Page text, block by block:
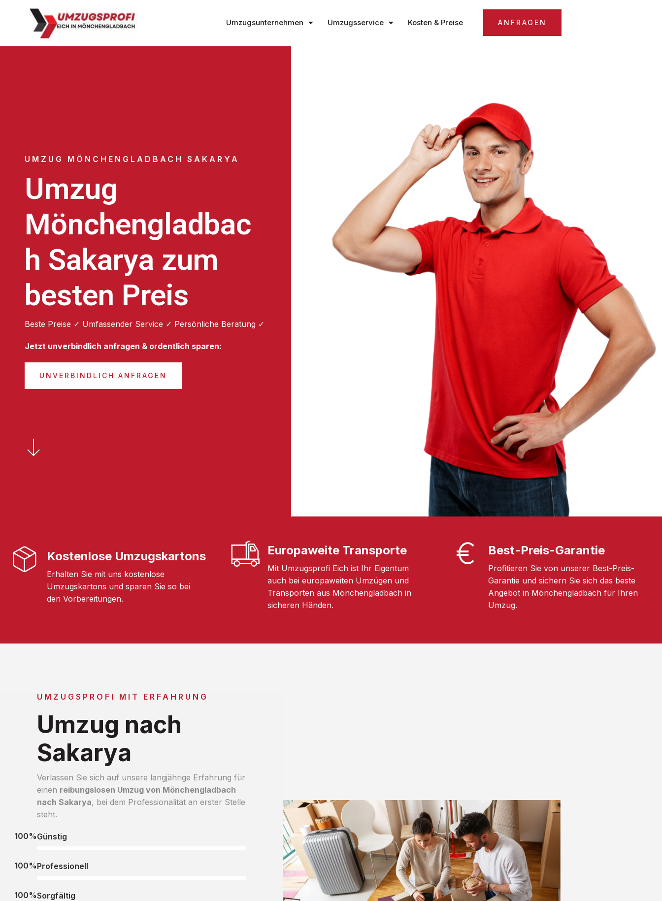
Umzugsunternehmen Umzugsservice Kosten & Preise ANFRAGEN
UMZUG MÖNCHENGLADBACH SAKARYA
Umzug
Mönchengladbac
h Sakarya zum
besten Preis
Beste Preise ✓ Umfassender Service ✓ Persönliche Beratung ✓
Jetzt unverbindlich anfragen & ordentlich sparen:
UNVERBINDLICH ANFRAGEN
Kostenlose Umzugskartons
Erhalten Sie mit uns kostenlose
Umzugskartons und sparen Sie so bei
den Vorbereitungen.
Europaweite Transporte
Mit Umzugsprofi Eich ist Ihr Eigentum
auch bei europaweiten Umzügen und
Transporten aus Mönchengladbach in
sicheren Händen.
Best-Preis-Garantie
Profitieren Sie von unserer Best-Preis-
Garantie und sichern Sie sich das beste
Angebot in Mönchengladbach für Ihren
Umzug.
UMZUGSPROFI MIT ERFAHRUNG
Umzug nach
Sakarya
Verlassen Sie sich auf unsere langjährige Erfahrung für
einen reibungslosen Umzug von Mönchengladbach
nach Sakarya, bei dem Professionalität an erster Stelle
steht.
Günstig
100%
Professionell
100%
Sorgfältig
100%